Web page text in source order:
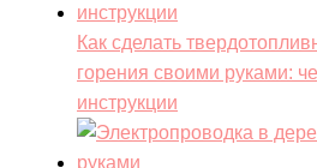
Как сделать
горения своими руками:
инструкции